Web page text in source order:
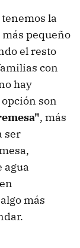
la
pequeño
el resto
con
hay
son
, más
ser
agua
más